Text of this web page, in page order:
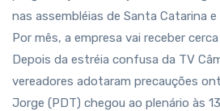
nas assembléias de Santa Catarina e
Por mês, a empresa vai receber
Depois da estréia confusa da TV
vereadores adotaram precauções
Jorge (PDT) chegou ao plenário às